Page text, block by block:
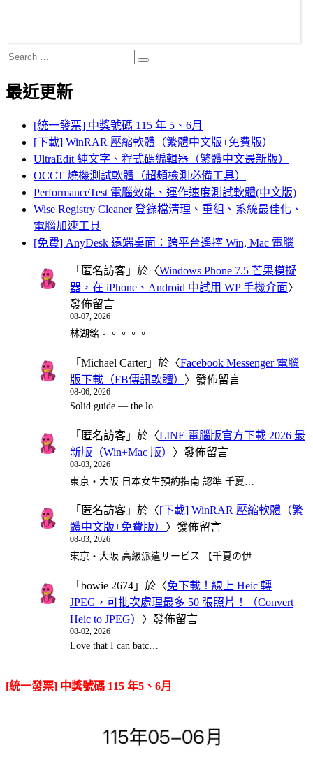
Search
for:
Search
最近更新
[統一發票] 中獎號碼 115 年 5、6月
[下載] WinRAR 壓縮軟體（繁體中文版+免費版）
UltraEdit 純文字、程式碼編輯器（繁體中文最新版）
OCCT 燒機測試軟體（超頻檢測必備工具）
PerformanceTest 電腦效能、運作速度測試軟體(中文版)
Wise Registry Cleaner 登錄檔清理、重組、系統最佳化、
電腦加速工具
[免費] AnyDesk 遠端桌面：跨平台遙控 Win, Mac 電腦
「 匿名訪客 」於〈Windows Phone 7.5 芒果模擬
器，在 iPhone、Android 中試用 WP 手機介面〉
發佈留言
08-07, 2026
林湖銘。。。。。
「 Michael Carter」於〈Facebook Messenger 電腦
版下載（FB傳訊軟體） 〉發佈留言
08-06, 2026
Solid guide — the lo…
「 匿名訪客 」於〈LINE 電腦版官方下載 2026 最
新版（Win+Mac 版） 〉發佈留言
08-03, 2026
東京・大阪 日本女生預約指南 認準 千夏…
「 匿名訪客 」於〈[下載] WinRAR 壓縮軟體（繁
體中文版+免費版） 〉發佈留言
08-03, 2026
東京・大阪 高級派遣サービス 【千夏の伊…
「 bowie 2674 」於〈免下載！線上 Heic 轉
JPEG，可批次處理最多 50 張照片！（Convert
Heic to JPEG） 〉發佈留言
08-02, 2026
Love that I can batc…
[統一發票] 中獎號碼 115 年5、6月